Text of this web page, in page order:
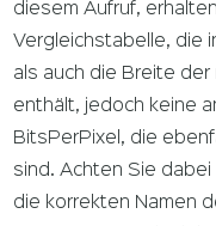
diesem Aufruf,
Vergleichstabelle, die
als auch die Breite
enthält, jedoch keine
BitsPerPixel, die
sind. Achten Sie
die korrekten Namen